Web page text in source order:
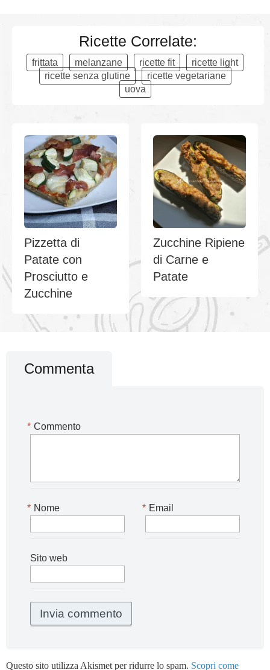
Ricette Correlate:
frittata melanzane ricette fit
ricette light
ricette senza glutine
ricette vegetariane
uova
Pizzetta di
Patate con
Prosciutto e
Zucchine
Zucchine Ripiene
di Carne e
Patate
Commenta
Commento
*
Nome
* Email
*
Sito web
Questo sito utilizza Akismet per ridurre lo spam. Scopri come